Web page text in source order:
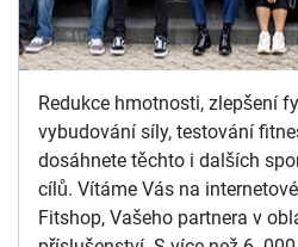
Redukce hmotnosti, zlepšení
vybudování síly, testování
dosáhnete těchto i dalších
cílů. Vítáme Vás na
Fitshop, Vašeho partnera v